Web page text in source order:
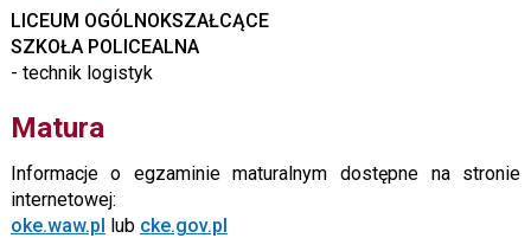
LICEUM OGÓLNOKSZAŁCĄCE
SZKOŁA POLICEALNA
- technik logistyk
Matura
Informacje o egzaminie maturalnym dostępne na stronie
internetowej:
oke.waw.pl lub cke.gov.pl